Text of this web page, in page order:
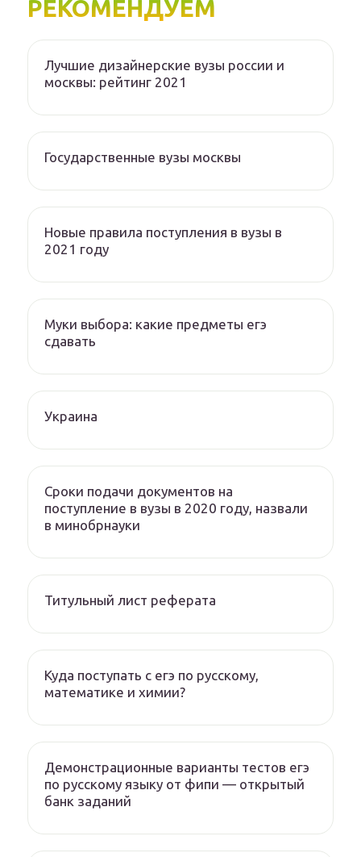
РЕКОМЕНДУЕМ
Лучшие дизайнерские вузы россии и
москвы: рейтинг 2021
Государственные вузы москвы
Новые правила поступления в вузы в
2021 году
Муки выбора: какие предметы егэ
сдавать
Украина
Сроки подачи документов на
поступление в вузы в 2020 году, назвали
в минобрнауки
Титульный лист реферата
Куда поступать с егэ по русскому,
математике и химии?
Демонстрационные варианты тестов егэ
по русскому языку от фипи — открытый
банк заданий